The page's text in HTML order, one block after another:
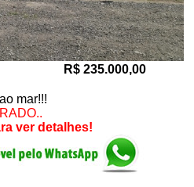
R$ 235.000,00
mar!!!
ver detalhes!